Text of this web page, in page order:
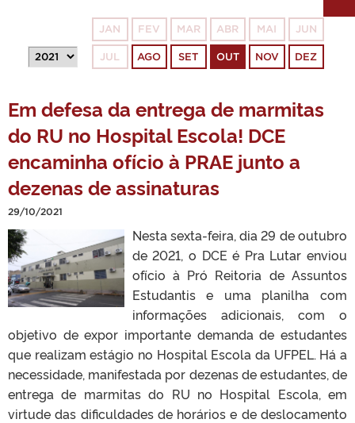
PORTARIAS
JAN FEV MAR ABR MAI JUN
JUL AGO SET OUT NOV DEZ
Em defesa da entrega de marmitas
do RU no Hospital Escola! DCE
encaminha ofício à PRAE junto a
dezenas de assinaturas
29/10/2021
Nesta sexta-feira, dia 29 de outubro
de 2021, o DCE é Pra Lutar enviou
ofício à Pró Reitoria de Assuntos
Estudantis e uma planilha com
informações adicionais, com o
objetivo de expor importante demanda de estudantes
que realizam estágio no Hospital Escola da UFPEL. Há a
necessidade, manifestada por dezenas de estudantes, de
entrega de marmitas do RU no Hospital Escola, em
virtude das dificuldades de horários e de deslocamento